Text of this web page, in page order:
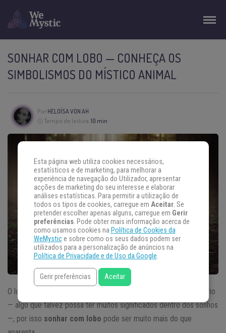
SONHAR COM LOBO — CONHEÇA OS
SIMBOLISMOS DO MÍSTICO ANIMAL
Por HELOÍSA VON AH
Tempo de leitura:10 min
O lobo é uma figura enigmática e que inspira confiança e equilíbrio
— algo que talvez possa ter muitos significados dentro dos sonhos
—, por isso sonhar com lobo pode ser muito mais do que
Esta página web utiliza cookies necessários,
estatísticos e de marketing, para melhorar a
experiência de navegação do Utilizador, apresentar
acções de marketing do seu interesse e elaborar
análises estatísticas. Para permitir a utilização de
todos os tipos de cookies, carregue em Aceitar. Se
pretender escolher apenas alguns, carregue em Gerir
preferências. Pode obter mais informação acerca de
como usamos cookies na Política de Cookies da
WeMystice sobre como os seus dados podem ser
utilizados para a personalização de anúncios na
Política de Privacidade e de Uso da Google.
Gerir preferências Aceitar